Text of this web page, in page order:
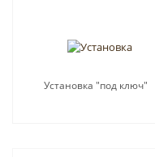
Установка "под ключ"